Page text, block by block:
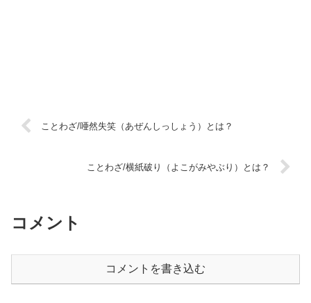
ことわざ/唖然失笑（あぜんしっしょう）とは？
ことわざ/横紙破り（よこがみやぶり）とは？
コメント
コメントを書き込む